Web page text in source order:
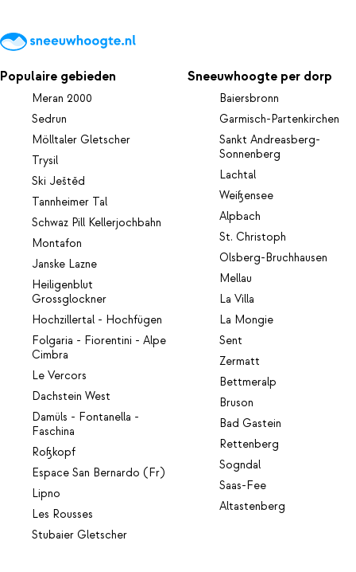
Populaire gebieden
Meran 2000
Sedrun
Mölltaler Gletscher
Trysil
Ski Ještěd
Tannheimer Tal
Schwaz Pill Kellerjochbahn
Montafon
Janske Lazne
Heiligenblut
Grossglockner
Hochzillertal - Hochfügen
Folgaria - Fiorentini - Alpe
Cimbra
Le Vercors
Dachstein West
Damüls - Fontanella -
Faschina
Roßkopf
Espace San Bernardo (Fr)
Lipno
Les Rousses
Stubaier Gletscher
Sneeuwhoogte per dorp
Baiersbronn
Garmisch-Partenkirchen
Sankt Andreasberg-
Sonnenberg
Lachtal
Weißensee
Alpbach
St. Christoph
Olsberg-Bruchhausen
Mellau
La Villa
La Mongie
Sent
Zermatt
Bettmeralp
Bruson
Bad Gastein
Rettenberg
Sogndal
Saas-Fee
Altastenberg